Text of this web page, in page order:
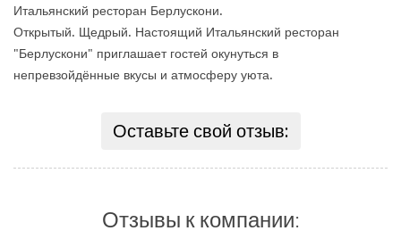
Итальянский ресторан Берлускони.
Открытый. Щедрый. Настоящий Итальянский ресторан
"Берлускони" приглашает гостей окунуться в
непревзойдённые вкусы и атмосферу уюта.
Оставьте свой отзыв:
Отзывы к компании: